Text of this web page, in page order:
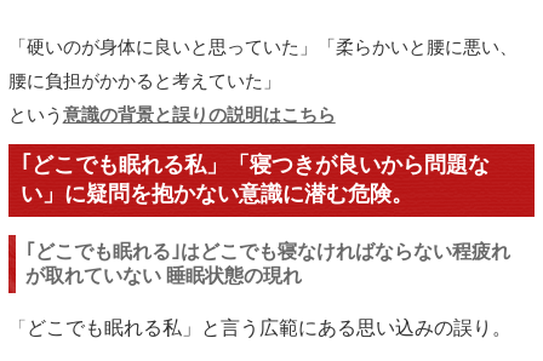
「硬いのが身体に良いと思っていた」
「柔らかいと腰に悪い、
腰に負担がかかると考えていた」
という 意識の背景と誤りの説明はこちら
｢どこでも眠れる私」「寝つきが良いから問題な
い」に疑問を抱かない意識に潜む危険。
｢どこでも眠れる｣はどこでも寝なければならない程疲れ
が取れていない 睡眠状態の現れ
「 どこでも眠れる私」と言う広範にある思い込みの誤り。